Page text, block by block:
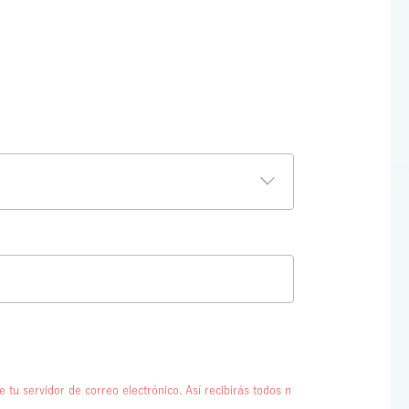
tu servidor de correo electrónico. Así recibirás todos n